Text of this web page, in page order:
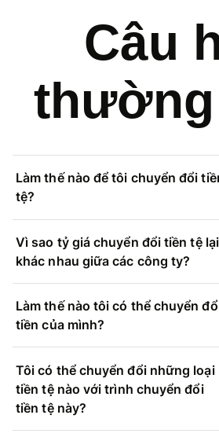
Câu
Làm thế nào để tôi chuyển đổi
tệ?
Vì sao tỷ giá chuyển đổi tiền tệ lại
khác nhau giữa các công ty?
Làm thế nào tôi có thể chuyển
tiền của mình?
Tôi có thể chuyển đổi những loại
tiền tệ nào với trình chuyển đổi
tiền tệ này?